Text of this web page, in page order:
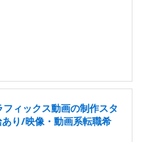
フィックス動画の制作スタ
り/映像・動画系転職希